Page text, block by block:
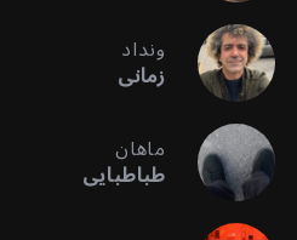
ونداد
زمانی
ماهان
طباطبایی